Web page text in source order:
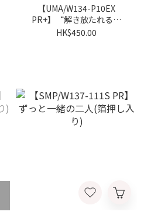
【UMA/W134-P10EX
PR+】“解き放たれる怪
物”オグリキャップ(箔押し
HK$450.00